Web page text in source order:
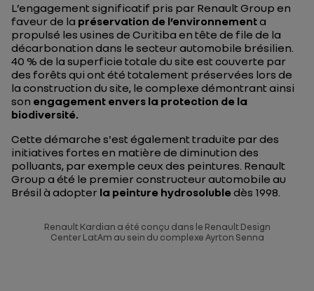
L’engagement significatif pris par Renault Group en
faveur de la préservation de l’environnementa
propulsé les usines de Curitiba en tête de file de la
décarbonation dans le secteur automobile brésilien.
40 % de la superficie totale du site est couverte par
des forêts qui ont été totalement préservées lors de
la construction du site, le complexe démontrant ainsi
son engagement envers la protection de la
biodiversité.
Cette démarche s'est également traduite par des
initiatives fortes en matière de diminution des
polluants, par exemple ceux des peintures. Renault
Group a été le premier constructeur automobile au
Brésil à adopter la peinture hydrosoluble dès 1998.
Renault Kardian a été conçu dans le Renault Design
Center LatAm au sein du complexe Ayrton Senna